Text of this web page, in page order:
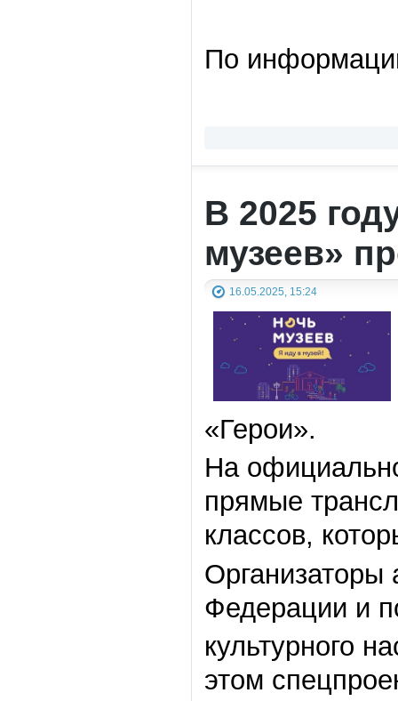
По
В 2025
музеев»
16.05.2025, 15:24
«Герои».
На
прямые
классов,
Организаторы
Федерации и
культурного
этом